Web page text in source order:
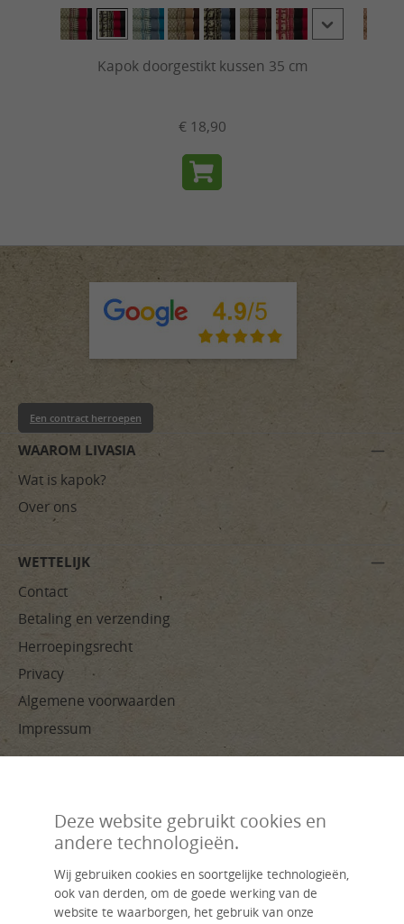
Kapok doorgestikt kussen 35 cm
€ 18,90
WAAROM LIVASIA
Wat is kapok?
Over ons
WETTELIJK
Contact
Betaling en verzending
Herroepingsrecht
Privacy
Algemene voorwaarden
Impressum
Een contract herroepen
Handverwerkt, duurzaam, individueel – livasia, jouw naam voor
Deze website gebruikt cookies en
andere technologieën.
Wij gebruiken cookies en soortgelijke technologieën,
ook van derden, om de goede werking van de
website te waarborgen, het gebruik van onze